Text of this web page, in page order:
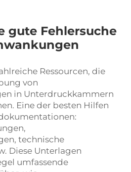
gute Fehlersuche
Ressourcen, die
von
in Unterdruckkammern
Eine der besten Hilfen
technische
Diese Unterlagen
umfassende